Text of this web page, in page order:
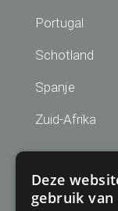
Portugal
Schotland
Spanje
Zuid-Afrika
Schrijf u hier
Deze
gebruik van